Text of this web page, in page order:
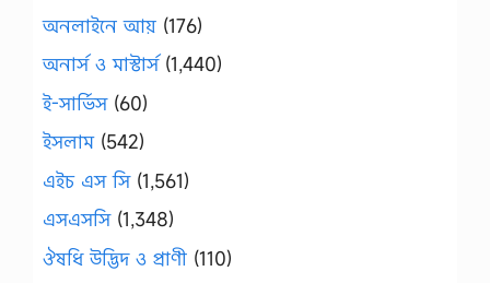
অনলাইনে আয় (176)
অনার্স ও মাস্টার্স(1,440)
ই-সার্ভিস(60)
ইসলাম(542)
এইচ এস সি(1,561)
এসএসসি(1,348)
ঔষধি উদ্ভিদ ও প্রাণী (110)